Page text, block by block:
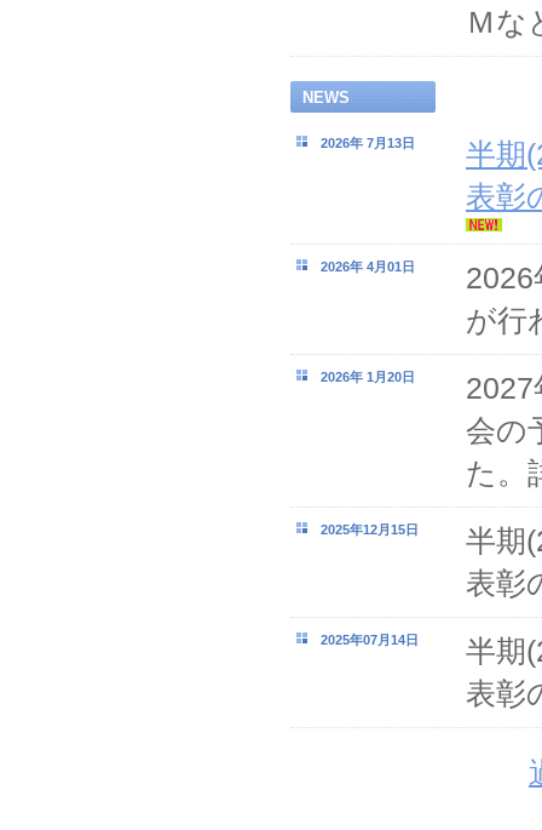
Ｍな
NEWS
2026年 7月13日
半期
表彰
2026年 4月01日
2026
が行
2026年 1月20日
2027
会の
た。
2025年12月15日
半期
表彰
2025年07月14日
半期
表彰